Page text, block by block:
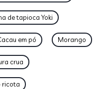
de tapioca Yoki
em pó Morango
crua
ricota